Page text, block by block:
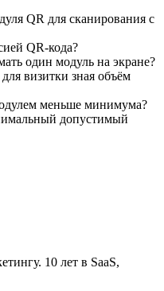
QR для сканирования с
QR-кода?
один модуль на экране?
визитки зная объём
меньше минимума?
допустимый
. 10 лет в SaaS,